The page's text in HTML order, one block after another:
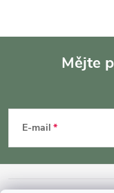
p
Mějte
E-mail